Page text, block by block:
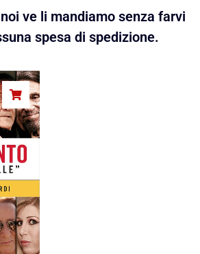
ve li mandiamo senza farvi
spesa di spedizione.